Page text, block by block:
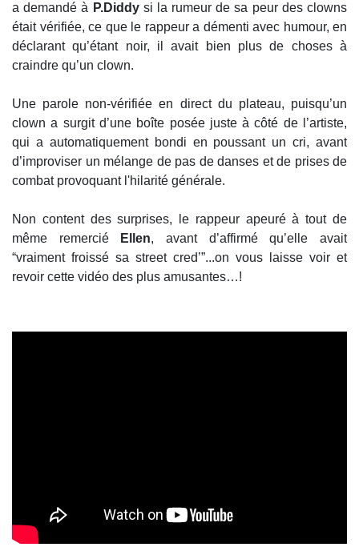
a demandé à P.Diddysi la rumeur de sa peur des clowns
était vérifiée, ce que le rappeur a démenti avec humour, en
déclarant qu’étant noir, il avait bien plus de choses à
craindre qu’un clown.
Une parole non-vérifiée en direct du plateau, puisqu’un
clown a surgit d’une boîte posée juste à côté de l’artiste,
qui a automatiquement bondi en poussant un cri, avant
d’improviser un mélange de pas de danses et de prises de
combat provoquant l'hilarité générale.
Non content des surprises, le rappeur apeuré à tout de
même remercié
Ellen, avant d’affirmé qu’elle avait
“vraiment froissé sa street cred’”...on vous laisse voir et
revoir cette vidéo des plus amusantes…!